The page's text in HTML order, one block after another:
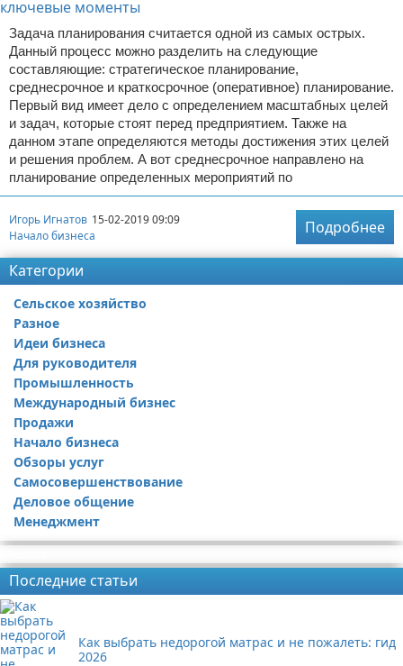
Задача планирования считается одной из самых острых.
Данный процесс можно разделить на следующие
составляющие: стратегическое планирование,
среднесрочное и краткосрочное (оперативное) планирование.
Первый вид имеет дело с определением масштабных целей
и задач, которые стоят перед предприятием. Также на
данном этапе определяются методы достижения этих целей
и решения проблем. А вот среднесрочное направлено на
планирование определенных мероприятий по
Игорь Игнатов 15-02-2019 09:09
Начало бизнеса
Подробнее
Категории
Сельское хозяйство
Разное
Идеи бизнеса
Для руководителя
Промышленность
Международный бизнес
Продажи
Начало бизнеса
Обзоры услуг
Самосовершенствование
Деловое общение
Менеджмент
Последние статьи
Как выбрать недорогой матрас и не пожалеть: гид
2026